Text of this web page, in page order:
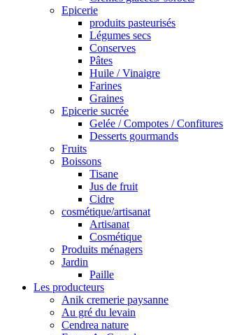
Epicerie
produits pasteurisés
Légumes secs
Conserves
Pâtes
Huile / Vinaigre
Farines
Graines
Epicerie sucrée
Gelée / Compotes / Confitures
Desserts gourmands
Fruits
Boissons
Tisane
Jus de fruit
Cidre
cosmétique/artisanat
Artisanat
Cosmétique
Produits ménagers
Jardin
Paille
Les producteurs
Anik cremerie paysanne
Au gré du levain
Cendrea nature